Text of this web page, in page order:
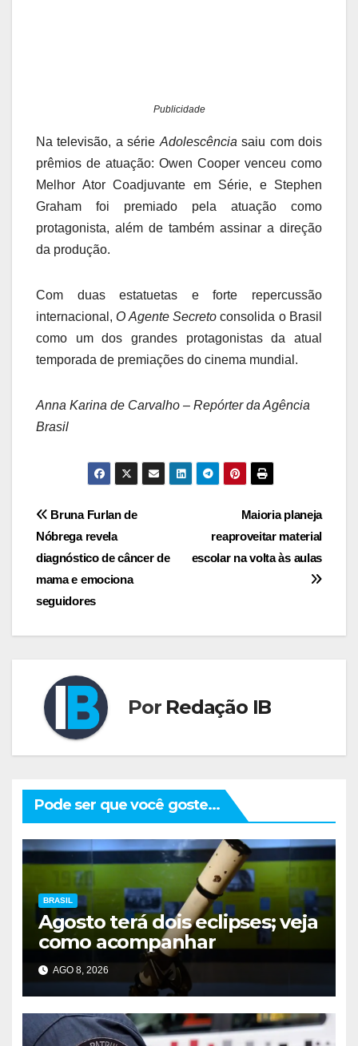
Publicidade
Na televisão, a série Adolescência saiu com dois
prêmios de atuação: Owen Cooper venceu como
Melhor Ator Coadjuvante em Série, e Stephen
Graham foi premiado pela atuação como
protagonista, além de também assinar a direção
da produção.
Com duas estatuetas e forte repercussão
internacional, O Agente Secreto consolida o Brasil
como um dos grandes protagonistas da atual
temporada de premiações do cinema mundial.
Anna Karina de Carvalho – Repórter da Agência
Brasil
Navegação
de
Post
Maioria planeja
reaproveitar material
escolar na volta às aulas
Bruna Furlan de
Nóbrega revela
diagnóstico de câncer de
mama e emociona
seguidores
Por Redação IB
Pode ser que você goste...
BRASIL
Agosto terá dois eclipses; veja
como acompanhar
AGO 8, 2026